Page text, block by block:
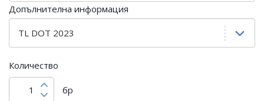
Допълнителна информация
Количество
бр